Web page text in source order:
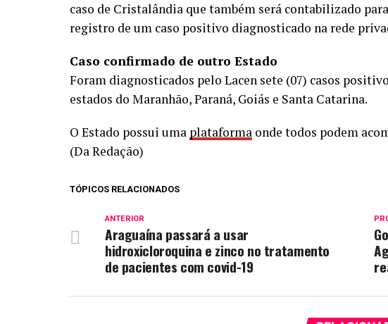
caso de Cristalândia que também será contabilizado
registro de um caso positivo diagnosticado na rede
Caso confirmado de outro Estado
Foram diagnosticados pelo Lacen sete (07) casos
estados do Maranhão, Paraná, Goiás e Santa Catarina.
O Estado possui uma plataforma onde todos podem
(Da Redação)
TÓPICOS RELACIONADOS
ANTERIOR
Araguaína passará a usar
hidroxicloroquina e zinco no tratamento
de pacientes com covid-19